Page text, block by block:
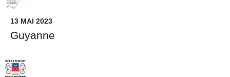
13 MAI 2023
Guyanne